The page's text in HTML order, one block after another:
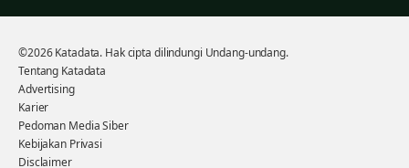
Tentang Katadata
Advertising
Karier
Pedoman Media Siber
Kebijakan Privasi
Disclaimer
©2026 Katadata. Hak cipta dilindungi Undang-undang.